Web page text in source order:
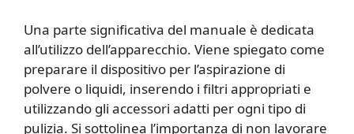
Una parte significativa del manuale è dedicata
all’utilizzo dell’apparecchio. Viene spiegato come
preparare il dispositivo per l’aspirazione di
polvere o liquidi, inserendo i filtri appropriati e
utilizzando gli accessori adatti per ogni tipo di
pulizia. Si sottolinea l’importanza di non lavorare